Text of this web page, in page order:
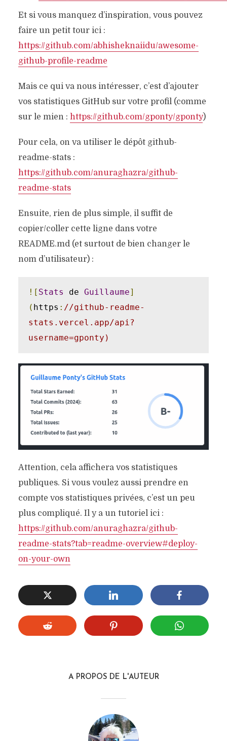
Et si vous manquez d’inspiration, vous pouvez
faire un petit tour ici :
https://github.com/abhisheknaiidu/awesome-
github-profile-readme
Mais ce qui va nous intéresser, c’est d’ajouter
vos statistiques GitHub sur votre profil (comme
sur le mien : https://github.com/gponty/gponty)
Pour cela, on va utiliser le dépôt github-
readme-stats :
https://github.com/anuraghazra/github-
readme-stats
Ensuite, rien de plus simple, il suffit de
copier/coller cette ligne dans votre
README.md (et surtout de bien changer le
nom d’utilisateur) :
![ Stats de Guillaume]
( https : //github-readme-
stats.vercel.app/api?
username=gponty)
Attention, cela affichera vos statistiques
publiques. Si vous voulez aussi prendre en
compte vos statistiques privées, c’est un peu
plus compliqué. Il y a un tutoriel ici :
https://github.com/anuraghazra/github-
readme-stats?tab=readme-overview#deploy-
on-your-own
A PROPOS DE L'AUTEUR